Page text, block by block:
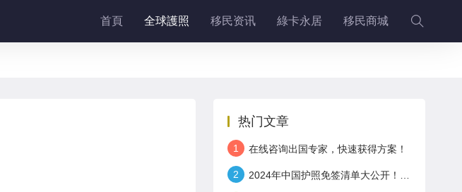
首頁 全球護照 移民资讯 綠卡永居 移民商城
热门文章
1 在线咨询出国专家，快速获得方案！
2 2024年中国护照免签清单大公开！这些国家说走就走！